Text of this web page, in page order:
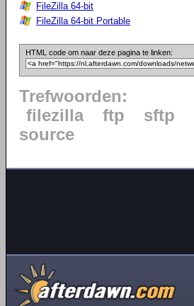
FileZilla 64-bit
FileZilla 64-bit Portable
HTML code om naar deze pagina te linken:
Trefwoorden:
filezilla
ftp sftp
source